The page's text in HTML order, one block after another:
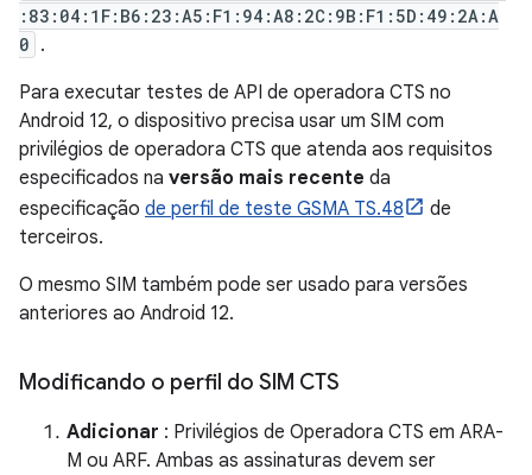
:83:04:1F:B6:23:A5:F1:94:A8:2C:9B:F1:5D:49:2A:A
0 .
Para executar testes de API de operadora CTS no
Android 12, o dispositivo precisa usar um SIM com
privilégios de operadora CTS que atenda aos requisitos
especificados na versão mais recente da
especificação de perfil de teste GSMA TS.48
de
terceiros.
O mesmo SIM também pode ser usado para versões
anteriores ao Android 12.
Modificando o perfil do SIM CTS
Adicionar : Privilégios de Operadora CTS em ARA-
M ou ARF. Ambas as assinaturas devem ser